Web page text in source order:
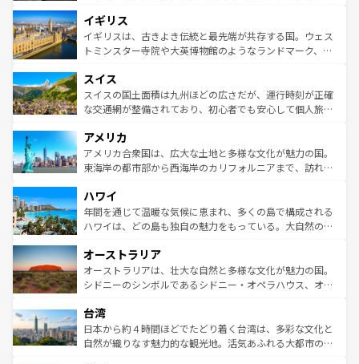
いる。シャンパンの発祥地であるランス、プロヴァンスの
香り高いラベンダー畑など、多彩な楽しみ方が可能だ。さ
らに、パリ以外の地域にも魅力が溢れており、どの街角に
れる地方に足を運ぶとそれぞれで全く異なる文化を体験で
きるだろう。 なお、新着のフランス情報はコンテンツ一覧
を参照してほしい。
顔を持つこの国は、どこを歩いても飽きることがない。ベ
ルリンの文化的活気、バイエルン州のアルプスの絶景、そ
してライン川沿いのワイン畑といった風景は必見。ビール
は、お酒好きな人にはぜひ体験してほしい。 なお、新着の
ドイツ情報はコンテンツ一覧を参照してほしい。
イギリス
イギリスは、古きよき伝統と最先端が共存する国。ウェス
トミンスター寺院や大英博物館のようなランドマーク、歴
リアごとに異なる魅力がある。また、優雅なアフタヌーン
ティー、ビール好きにはたまらない英国パブ、サッカー観
戦など、本場だからこそできる体験も豊富。イギリスを旅
ンツ一覧を参照してほしい。
スイス
スイスの国土面積は九州ほどの広さだが、運行時刻が正確
な交通網が整備されており、初心者でも安心して個人旅行
の建物がそのまま残る町や、スイスならではのユニークな
博物館もあり、アルプス観光だけでなく町歩きも満喫する
ことができる。国民の所得が高いため物価も高いが、旅行
ば市内交通費無料で観光を楽しむこともできる。 なお、新
着のスイス情報はコンテンツ一覧 を参照してほしい。
アメリカ
アメリカ合衆国は、広大な土地と多様な文化が魅力の国。
東海岸の都市部から西海岸のカリフォルニアまで、訪れる
のような巨大都市は、観光、ショッピング、エンターテイ
ンメントが詰まった刺激的なスポットだ。一方、アメリカ
西部には大自然が広がり、グランドキャニオンやイエロー
部のニューオーリンズでは、音楽と美食が融合した独特の
文化が魅力。旅行者はアメリカの各地域で異なる魅力を楽
しみながら、その多様性と豊かな歴史を感じることができ
ならではの贅沢な旅のスタイルだ。 なお、新着のアメリカ
情報はコンテンツ一覧を参照してほしい。
ハワイ
年間を通じて温暖な気候に恵まれ、多くの島で構成される
ハワイは、どの島も独自の魅力をもっている。大自然の神
ワイ島は見逃せない。また、定番の観光地といえばオアフ
島だが、静かな自然を求めるならマウイ島やカウアイ島が
おすすめ。エメラルドグリーンに輝く海をはじめ、豊かな
れるおもてなしの心で訪れる人々を迎えてくれるハワイの
人々、おいしいローカルフードやハワイアンミュージッ
ク、伝統的なフラダンスなど、すべてがハワイの魅力を彩
オーストラリア
オーストラリアは、壮大な自然と多様な文化が魅力の国。
シドニーのシンボルであるシドニー・オペラハウス、オー
リアリーフや大陸中央部にそびえるウルル（エアーズロッ
ク）、タスマニアの美しい原生林やケアンズの熱帯雨林な
ど、見どころがたくさん。また、カフェやワイン、オージ
台湾
日本から約４時間ほどでたどり着く台湾は、多彩な文化と
自然が織りなす魅力的な観光地。活気あふれる大都市の台